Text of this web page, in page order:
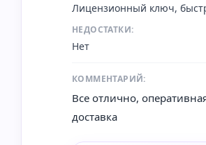
Лицензионный ключ,
НЕДОСТАТКИ:
Нет
КОММЕНТАРИЙ:
Все отлично,
доставка